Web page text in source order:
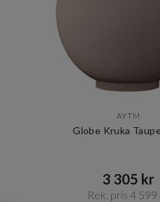
AYTM
Globe Kruka
3 305 kr​​
Rek. pris 4 599